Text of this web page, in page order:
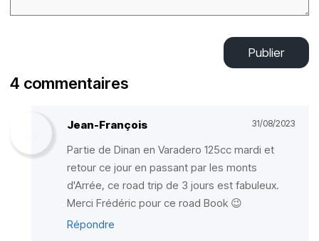
Publier
4 commentaires
Jean-François 31/08/2023
Partie de Dinan en Varadero 125cc mardi et
retour ce jour en passant par les monts
d'Arrée, ce road trip de 3 jours est fabuleux.
Merci Frédéric pour ce road Book 😉
Répondre